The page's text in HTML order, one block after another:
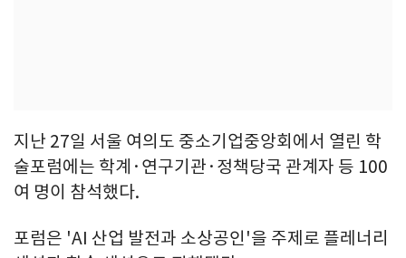
지난 27일 서울 여의도 중소기업중앙회에서 열린 학
술포럼에는 학계·연구기관·정책당국 관계자 등 100
여 명이 참석했다.
포럼은 'AI 산업 발전과 소상공인'을 주제로 플레너리